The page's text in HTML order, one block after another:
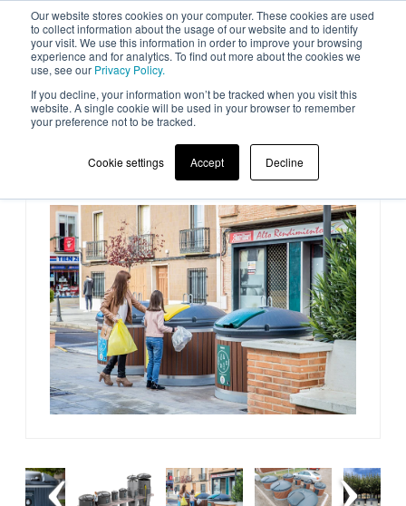
Our website stores cookies on your computer. These cookies are used
to collect information about the usage of our website and to identify
your visit. We use this information in order to improve your browsing
experience and for analytics. To find out more about the cookies we
use, see our Privacy Policy.
If you decline, your information won’t be tracked when you visit this
website. A single cookie will be used in your browser to remember
your preference not to be tracked.
Cookie settings Accept Decline